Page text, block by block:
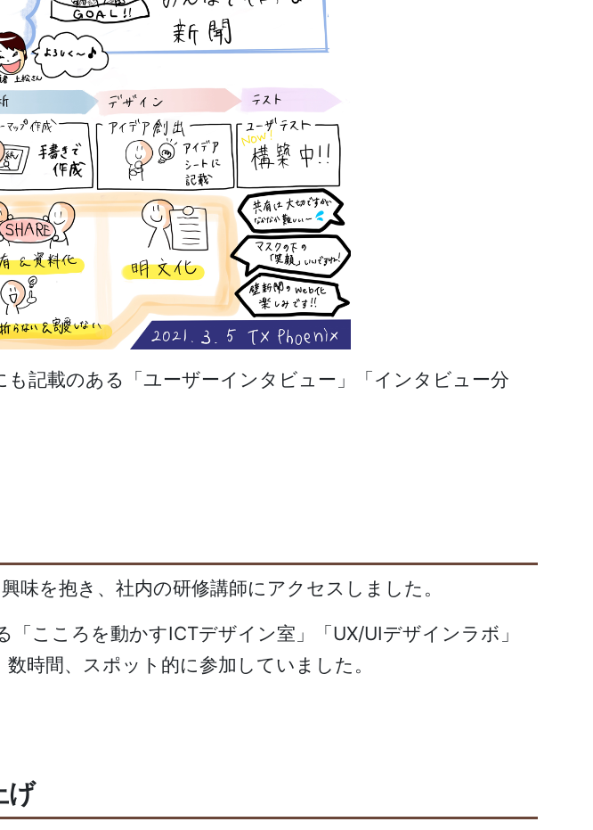
記載のある「ユーザーインタビュー」「インタビュー分
味を抱き、社内の研修講師にアクセスしました。
こころを動かすICTデザイン室」「UX/UIデザインラボ」
時間、スポット的に参加していました。
げ